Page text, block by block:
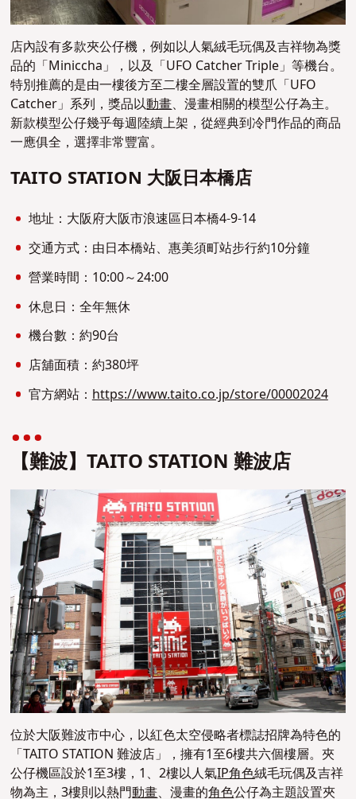
店內設有多款夾公仔機，例如以人氣絨毛玩偶及吉祥物為獎
品的「Miniccha」，以及「UFO Catcher Triple」等機台。
特別推薦的是由一樓後方至二樓全層設置的雙爪「UFO
Catcher」系列，獎品以動畫、漫畫相關的模型公仔為主。
新款模型公仔幾乎每週陸續上架，從經典到冷門作品的商品
一應俱全，選擇非常豐富。
TAITO STATION 大阪日本橋店
地址：大阪府大阪市浪速區日本橋4-9-14
交通方式：由日本橋站、惠美須町站步行約10分鐘
營業時間：10:00～24:00
休息日：全年無休
機台數：約90台
店舖面積：約380坪
官方網站：https://www.taito.co.jp/store/00002024
【難波】TAITO STATION 難波店
位於大阪難波市中心，以紅色太空侵略者標誌招牌為特色的
「TAITO STATION 難波店」，擁有1至6樓共六個樓層。夾
公仔機區設於1至3樓，1、2樓以人氣IP角色絨毛玩偶及吉祥
物為主，3樓則以熱門動畫、漫畫的角色公仔為主題設置夾